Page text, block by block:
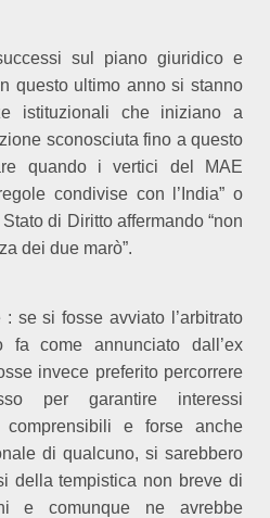
sul piano giuridico e
questo ultimo anno si stanno
istituzionali che iniziano a
sconosciuta fino a questo
quando i vertici del MAE
condivise con l’India” o
di Diritto affermando “non
dei due marò”.
: se si fosse avviato l’arbitrato
fa come annunciato dall’ex
invece preferito percorrere
per garantire interessi
e forse anche
di qualcuno, si sarebbero
della tempistica non breve di
e comunque ne avrebbe